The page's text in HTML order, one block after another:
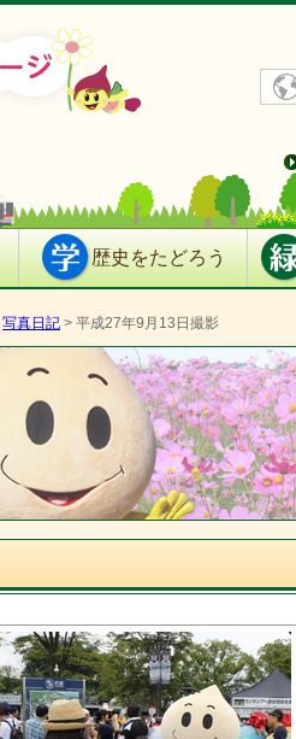
歴史をたどろう
写真日­記 > 平成27年9月13日撮影